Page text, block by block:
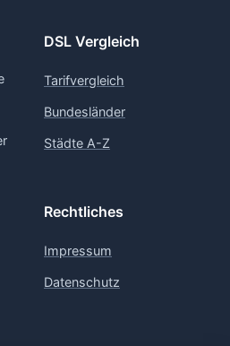
DSL Vergleich
Tarifvergleich
Bundesländer
Städte A-Z
Rechtliches
Impressum
Datenschutz